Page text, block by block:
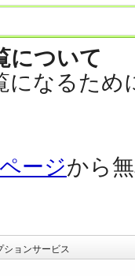
について
なるため
ージから
ションサービス